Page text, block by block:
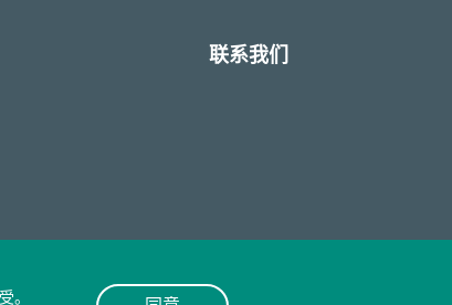
联系我们
。